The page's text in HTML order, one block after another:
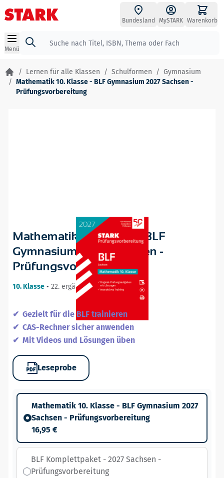
Zum Inhalt springen
Bundesland MySTARK Warenkorb
Menü
Suche
/ Lernen für alle Klassen / Schulformen / Gymnasium
/ Mathematik 10. Klasse - BLF Gymnasium 2027 Sachsen -
Prüfungsvorbereitung
Mathematik 10. Klasse - BLF
Gymnasium 2027 Sachsen -
Prüfungsvorbereitung
10. Klasse • 22. ergänzte Auflage / 05.08.26
Gezielt für die BLF trainieren
CAS-Rechner sicher anwenden
Mit Videos und Lösungen üben
Leseprobe
Mathematik 10. Klasse - BLF Gymnasium 2027
Sachsen - Prüfungsvorbereitung
16,95 €
BLF Komplettpaket - 2027 Sachsen -
Prüfungsvorbereitung